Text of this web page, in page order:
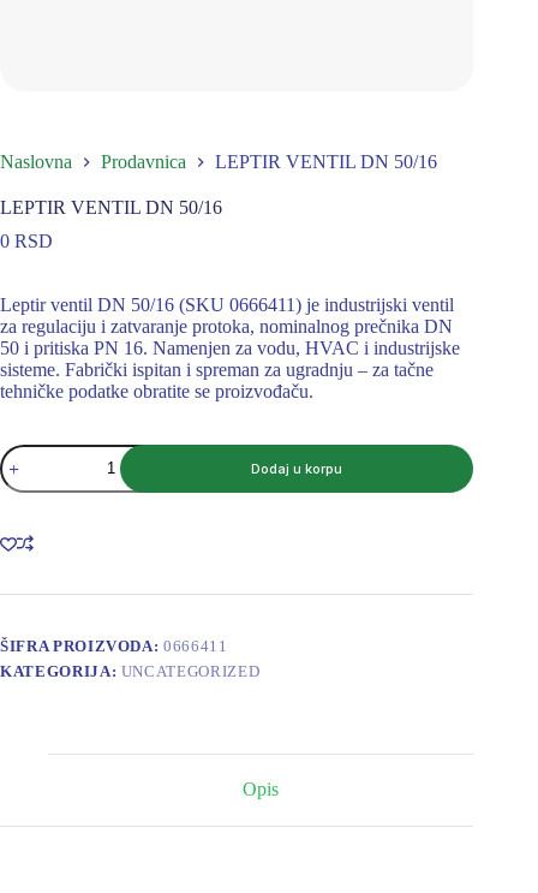
Naslovna Prodavnica LEPTIR VENTIL DN 50/16
LEPTIR VENTIL DN 50/16
0 RSD
Leptir ventil DN 50/16 (SKU 0666411) je industrijski ventil
za regulaciju i zatvaranje protoka, nominalnog prečnika DN
50 i pritiska PN 16. Namenjen za vodu, HVAC i industrijske
sisteme. Fabrički ispitan i spreman za ugradnju – za tačne
tehničke podatke obratite se proizvođaču.
LEPTIR
VENTIL
DN
količina
Dodaj u korpu
ŠIFRA PROIZVODA:0666411
KATEGORIJA: UNCATEGORIZED
Opis